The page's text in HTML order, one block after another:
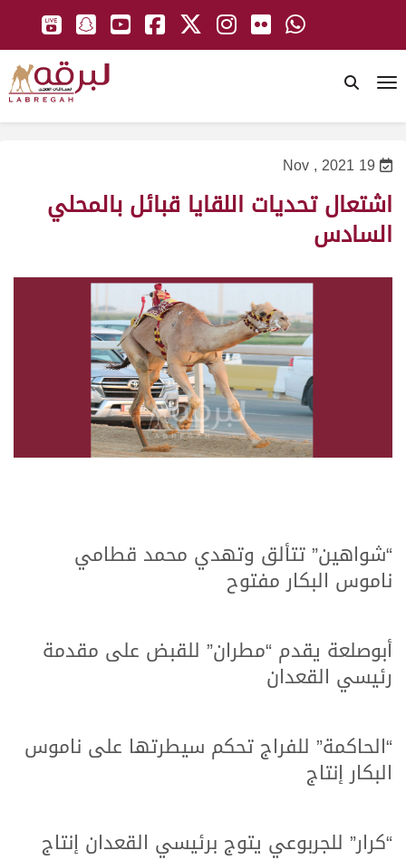
19 Nov , 2021
اشتعال تحديات اللقايا قبائل بالمحلي
السادس
“شواهين” تتألق وتهدي محمد قطامي
ناموس البكار مفتوح
أبوصلعة يقدم “مطران” للقبض على مقدمة
رئيسي القعدان
“الحاكمة” للفراج تحكم سيطرتها على ناموس
البكار إنتاج
“كرار” للجربوعي يتوج برئيسي القعدان إنتاج